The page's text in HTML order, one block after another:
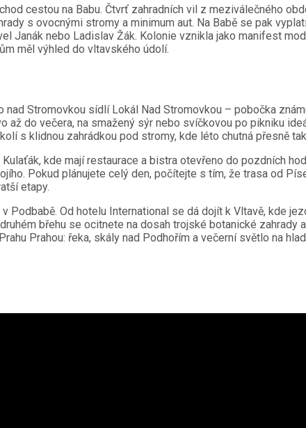
cestou na Babu. Čtvrť zahradních vil z meziválečného
s ovocnými stromy a minimum aut. Na Babě se pak
Janák nebo Ladislav Žák. Kolonie vznikla jako manifest
měl výhled do vltavského údolí.
nad Stromovkou sídlí Lokál Nad Stromovkou – pobočka
až do večera, na smažený sýr nebo svíčkovou po pikniku
s klidnou zahrádkou pod stromy, kde léto chutná přesně
kde mají restaurace a bistra otevřeno do pozdních
Pokud plánujete celý den, počítejte s tím, že trasa od
etapy.
Podbabě. Od hotelu International se dá dojít k Vltavě, kde
břehu se ocitnete na dosah trojské botanické
Prahou: řeka, skály nad Podhořím a večerní světlo na